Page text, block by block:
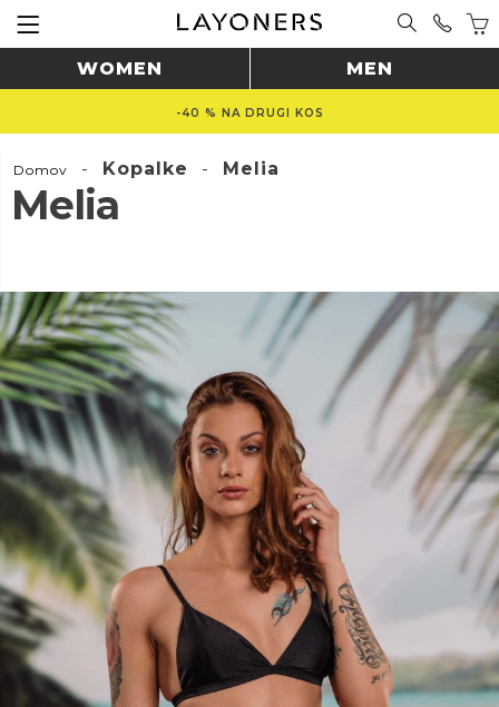
WOMEN MEN
-40 % NA DRUGI KOS
Domov - Kopalke - Melia
Melia